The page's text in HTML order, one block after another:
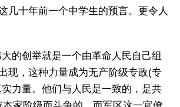
几十年前一个中学生的预言。更令人
的创举就是一个由革命人民自己组
现，这种力量成为无产阶级专政(专
力量。他们与人民是一致的，是共